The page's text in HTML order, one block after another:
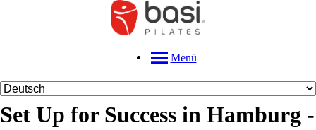
Menü
Set Up for Success in Hamburg -